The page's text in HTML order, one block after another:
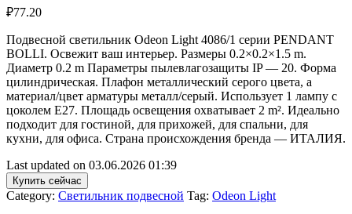
₽77.20
Подвесной светильник Odeon Light 4086/1 серии PENDANT
BOLLI. Освежит ваш интерьер. Размеры 0.2×0.2×1.5 m.
Диаметр 0.2 m Параметры пылевлагозащиты IP — 20. Форма
цилиндрическая. Плафон металлический серого цвета, а
материал/цвет арматуры металл/серый. Использует 1 лампу с
цоколем E27. Площадь освещения охватывает 2 m². Идеально
подходит для гостиной, для прихожей, для спальни, для
кухни, для офиса. Страна происхождения бренда — ИТАЛИЯ.
Last updated on 03.06.2026 01:39
Купить сейчас
Category: Светильник подвесной Tag: Odeon Light